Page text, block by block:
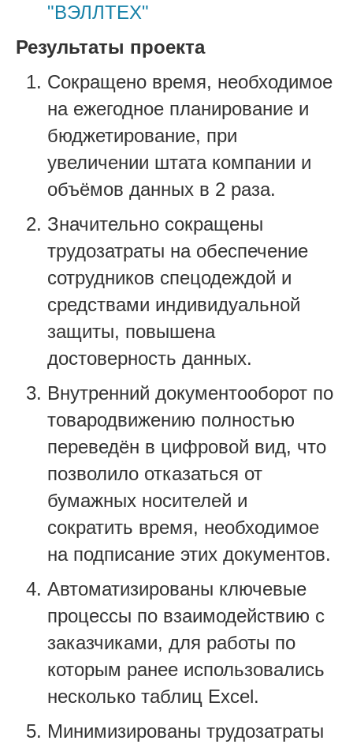
"ВЭЛЛТЕХ"
Результаты проекта
Сокращено время, необходимое
на ежегодное планирование и
бюджетирование, при
увеличении штата компании и
объёмов данных в 2 раза.
Значительно сокращены
трудозатраты на обеспечение
сотрудников спецодеждой и
средствами индивидуальной
защиты, повышена
достоверность данных.
Внутренний документооборот по
товародвижению полностью
переведён в цифровой вид, что
позволило отказаться от
бумажных носителей и
сократить время, необходимое
на подписание этих документов.
Автоматизированы ключевые
процессы по взаимодействию с
заказчиками, для работы по
которым ранее использовались
несколько таблиц Excel.
Минимизированы трудозатраты